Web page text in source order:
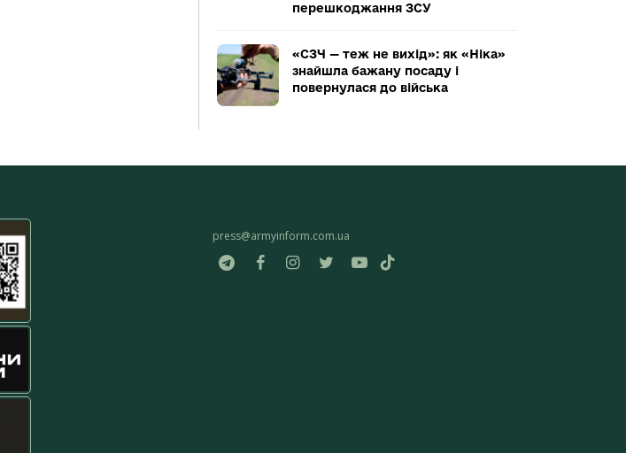
перешкоджання ЗСУ
«СЗЧ — теж не вихід»: як «Ніка»
знайшла бажану посаду і
повернулася до війська
press@armyinform.com.ua